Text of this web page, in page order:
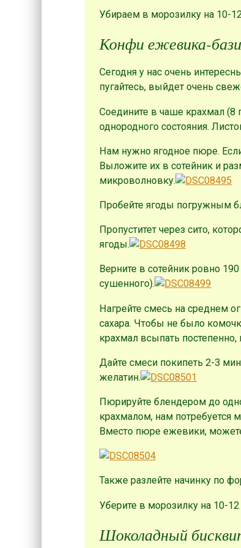
Убираем в морозилку на 10-
Конфи ежевика-
Сегодня у нас очень
пугайтесь, выйдет очень
Соедините в чаше крахмал (8
однородного состояния.
Нам нужно ягодное пюре.
Выложите их в сотейник и
микроволновку.
Пробейте ягоды погружным
Пропуститет через сито,
ягоды.
Верните в сотейник ровно
сушенного).
Нагрейте смесь на среднем
сахара. Чтобы не было
крахмал всыпать
Дайте смеси покипеть 2-3
желатин.
Пюрируйте блендером до
крахмалом, нам потребуется
Вместо пюре ежевики,
Также разлейте начинку по
Уберите в морозилку на 10-12
Шоколадный